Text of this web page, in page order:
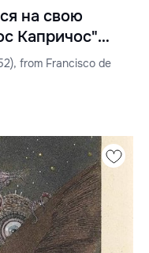
на свою
Капричос"
from Francisco de